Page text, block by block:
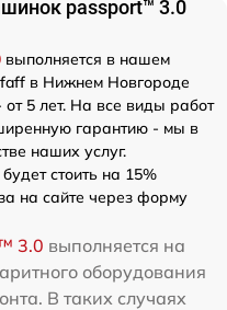
passport™ 3.0
выполняется в нашем
в Нижнем Новгороде
5 лет. На все виды работ
гарантию - мы в
наших услуг.
стоить на 15%
на сайте через форму
3.0 выполняется на
оборудования
В таких случаях